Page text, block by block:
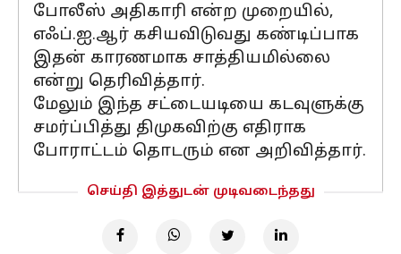
போலீஸ் அதிகாரி என்ற முறையில்,
எஃப்.ஐ.ஆர் கசியவிடுவது கண்டிப்பாக
இதன் காரணமாக சாத்தியமில்லை
என்று தெரிவித்தார்.
மேலும் இந்த சட்டையடியை கடவுளுக்கு
சமர்ப்பித்து திமுகவிற்கு எதிராக
போராட்டம் தொடரும் என அறிவித்தார்.
செய்தி இத்துடன் முடிவடைந்தது